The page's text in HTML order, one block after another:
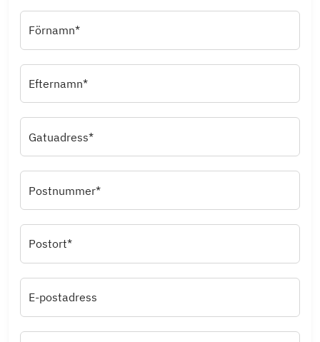
Förnamn*
Efternamn*
Gatuadress*
Postnummer*
Postort*
E-postadress